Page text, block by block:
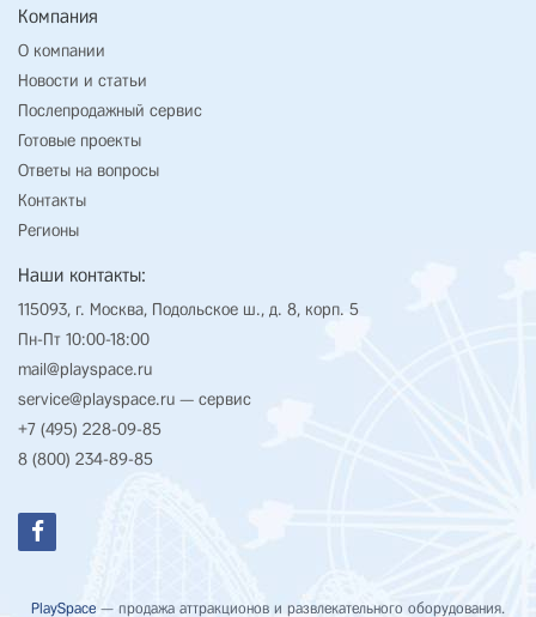
Компания
О компании
Новости и статьи
Послепродажный сервис
Готовые проекты
Ответы на вопросы
Контакты
Регионы
Наши контакты:
115093, г. Москва, Подольское ш., д. 8, корп. 5
Пн-Пт 10:00-18:00
mail@playspace.ru
service@playspace.ru — сервис
+7 (495) 228-09-85
8 (800) 234-89-85
PlaySpace — продажа аттракционов и развлекательного оборудования.